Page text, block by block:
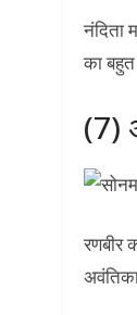
नंदिता
का बहुत
(7)
रणबीर